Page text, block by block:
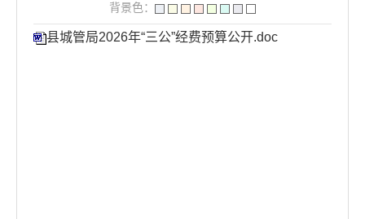
背景色：
县城管局2026年“三公”经费预算公开.doc